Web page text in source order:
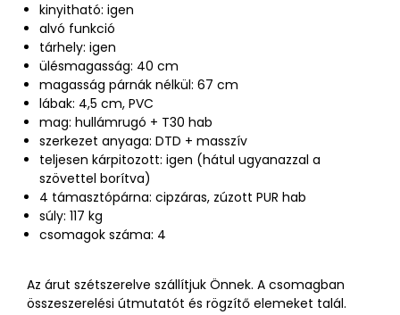
kinyitható: igen
alvó funkció
tárhely: igen
ülésmagasság: 40 cm
magasság párnák nélkül: 67 cm
lábak: 4,5 cm, PVC
mag: hullámrugó + T30 hab
szerkezet anyaga: DTD + masszív
teljesen kárpitozott: igen (hátul ugyanazzal a
szövettel borítva)
4 támasztópárna: cipzáras, zúzott PUR hab
súly: 117 kg
csomagok száma: 4
Az árut szétszerelve szállítjuk Önnek. A csomagban
összeszerelési útmutatót és rögzítő elemeket talál.